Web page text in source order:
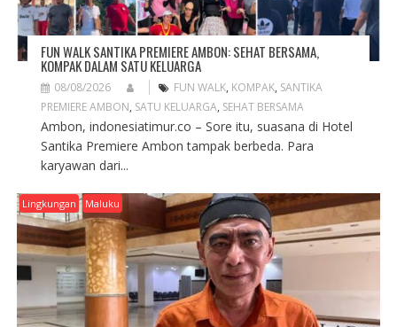
FUN WALK SANTIKA PREMIERE AMBON: SEHAT BERSAMA,
KOMPAK DALAM SATU KELUARGA
08/08/2026 FUN WALK, KOMPAK, SANTIKA
PREMIERE AMBON, SATU KELUARGA, SEHAT BERSAMA
Ambon, indonesiatimur.co – Sore itu, suasana di Hotel
Santika Premiere Ambon tampak berbeda. Para
karyawan dari...
Lingkungan Maluku